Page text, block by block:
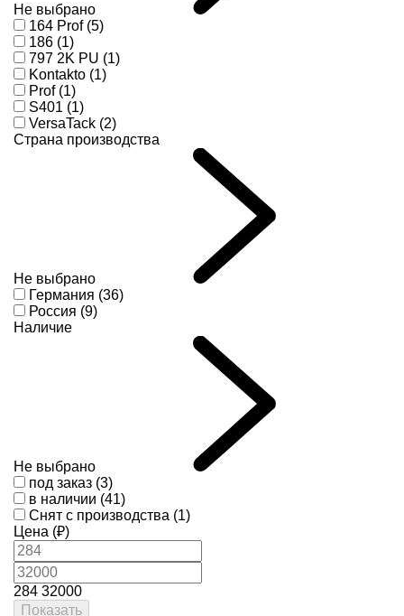
Не выбрано
164 Prof (5)
186 (1)
797 2K PU (1)
Kontakto (1)
Prof (1)
S401 (1)
VersaTack (2)
Страна производства
Не выбрано
Германия (36)
Россия (9)
Наличие
Не выбрано
под заказ (3)
в наличии (41)
Снят с производства (1)
Цена (₽)
284 32000
Показать